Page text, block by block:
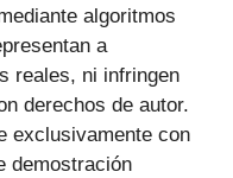
algoritmos
a
reales, ni infringen
derechos de autor.
exclusivamente con
demostración